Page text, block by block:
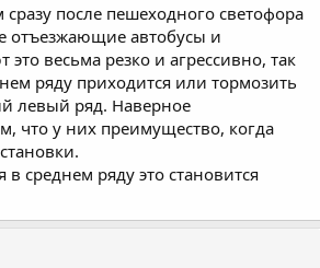
сразу после пешеходного светофора
отъезжающие автобусы и
весьма резко и агрессивно, так
ряду приходится или тормозить
левый ряд. Наверное
что у них преимущество, когда
в среднем ряду это становится